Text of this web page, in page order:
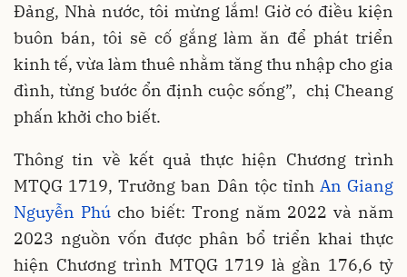
Đảng, Nhà nước, tôi mừng lắm! Giờ có điều kiện
buôn bán, tôi sẽ cố gắng làm ăn để phát triển
kinh tế, vừa làm thuê nhằm tăng thu nhập cho gia
đình, từng bước ổn định cuộc sống”, chị Cheang
phấn khởi cho biết.
Thông tin về kết quả thực hiện Chương trình
MTQG 1719, Trưởng ban Dân tộc tỉnh An Giang
Nguyễn Phú cho biết: Trong năm 2022 và năm
2023 nguồn vốn được phân bổ triển khai thực
hiện Chương trình MTQG 1719 là gần 176,6 tỷ